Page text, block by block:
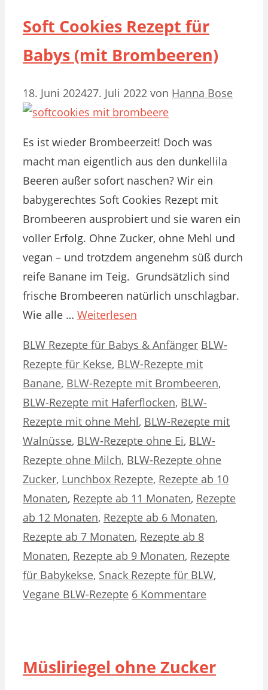
Soft Cookies Rezept für
Babys (mit Brombeeren)
18. Juni 202427. Juli 2022 von Hanna Bose
Es ist wieder Brombeerzeit! Doch was
macht man eigentlich aus den dunkellila
Beeren außer sofort naschen? Wir ein
babygerechtes Soft Cookies Rezept mit
Brombeeren ausprobiert und sie waren ein
voller Erfolg. Ohne Zucker, ohne Mehl und
vegan – und trotzdem angenehm süß durch
reife Banane im Teig. Grundsätzlich sind
frische Brombeeren natürlich unschlagbar.
Wie alle … Weiterlesen
Kategorien
BLW Rezepte für Babys & Anfänger Schlagwörter
BLW-
Rezepte für Kekse, BLW-Rezepte mit
Banane, BLW-Rezepte mit Brombeeren,
BLW-Rezepte mit Haferflocken, BLW-
Rezepte mit ohne Mehl, BLW-Rezepte mit
Walnüsse, BLW-Rezepte ohne Ei, BLW-
Rezepte ohne Milch, BLW-Rezepte ohne
Zucker, Lunchbox Rezepte, Rezepte ab 10
Monaten, Rezepte ab 11 Monaten, Rezepte
ab 12 Monaten, Rezepte ab 6 Monaten,
Rezepte ab 7 Monaten, Rezepte ab 8
Monaten, Rezepte ab 9 Monaten, Rezepte
für Babykekse, Snack Rezepte für BLW,
Vegane BLW-Rezepte 6 Kommentare
Müsliriegel ohne Zucker